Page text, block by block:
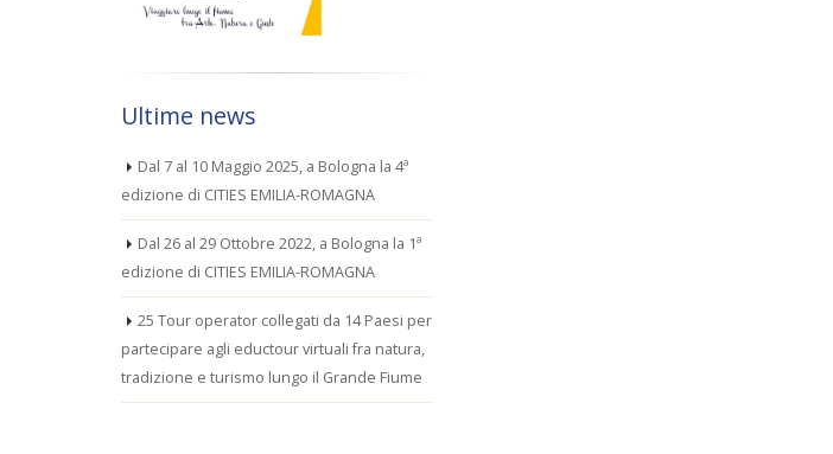
Ultime news
Dal 7 al 10 Maggio 2025, a Bologna la 4ª
edizione di CITIES EMILIA-ROMAGNA
Dal 26 al 29 Ottobre 2022, a Bologna la 1ª
edizione di CITIES EMILIA-ROMAGNA
25 Tour operator collegati da 14 Paesi per
partecipare agli eductour virtuali fra natura,
tradizione e turismo lungo il Grande Fiume